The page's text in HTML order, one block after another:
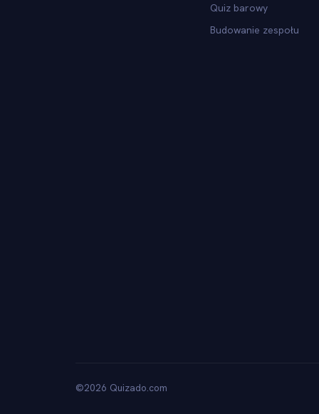
Quiz barowy
Budowanie zespołu
©2026 Quizado.com